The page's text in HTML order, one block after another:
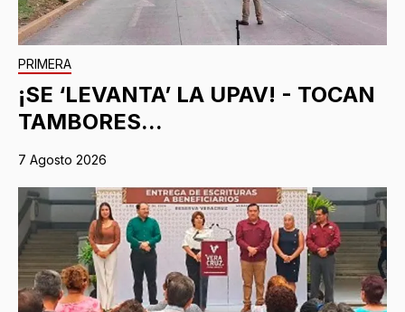
PRIMERA
¡SE ‘LEVANTA’ LA UPAV! - TOCAN
TAMBORES...
7 Agosto 2026